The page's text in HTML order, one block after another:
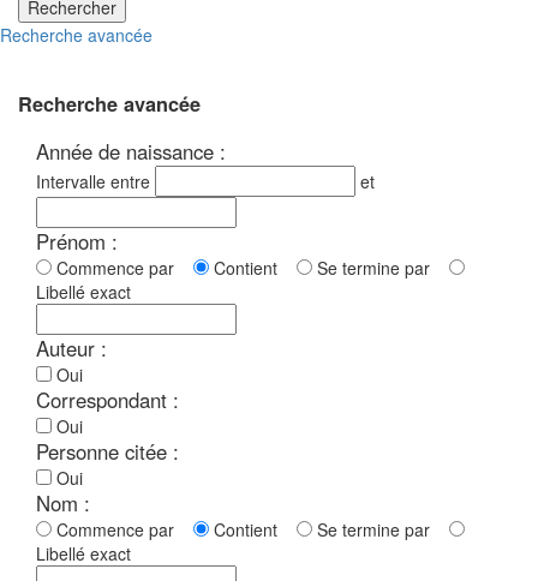
Rechercher
Recherche avancée
Recherche avancée
Année de naissance :
Intervalle entre et
Prénom :
Commence par Contient
Se termine par
Libellé exact
Auteur :
Oui
Correspondant :
Oui
Personne citée :
Oui
Nom :
Commence par Contient
Se termine par
Libellé exact